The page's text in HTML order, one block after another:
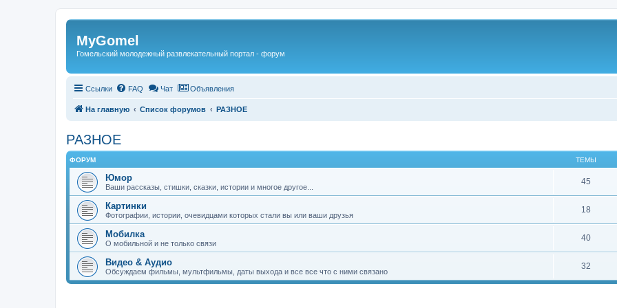
Регистрация
MyGomel
Гомельский молодежный развлекательный портал - форум
Ссылки FAQ Чат Объявления
На главную Список форумов РАЗНОЕ
РАЗНОЕ
ФОРУМ ТЕМЫ
Юмор
Ваши рассказы, стишки, сказки, истории и многое другое...
45
Картинки
Фотографии, истории, очевидцами которых стали вы или ваши друзья
18
Мобилка
О мобильной и не только связи
40
Видео & Аудио
Обсуждаем фильмы, мультфильмы, даты выхода и все все что с ними связано
32